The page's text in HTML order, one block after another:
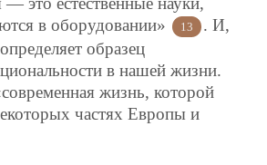
в оборудовании»
13
. И,
образец
в нашей жизни.
жизнь, которой
частях Европы и